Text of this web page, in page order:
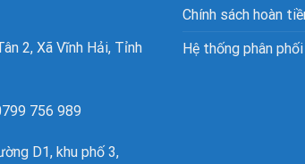
2, Xã Vĩnh Hải, Tỉnh
756 989
D1, khu phố 3,
Chính sách hoàn
Hệ thống phân phối